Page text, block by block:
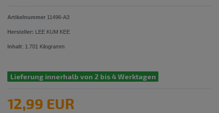
Artikelnummer 11496-A3
Hersteller: LEE KUM KEE
Inhalt: 1.701 Kilogramm
Lieferung innerhalb von 2 bis 4 Werktagen
12,99 EUR